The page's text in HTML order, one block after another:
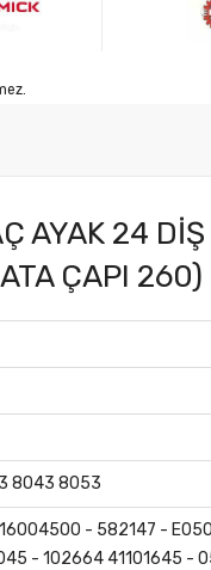
AYAK 24
ÇAPI 260)
8043 8053
- 582147 -
- 102664 41101645 -